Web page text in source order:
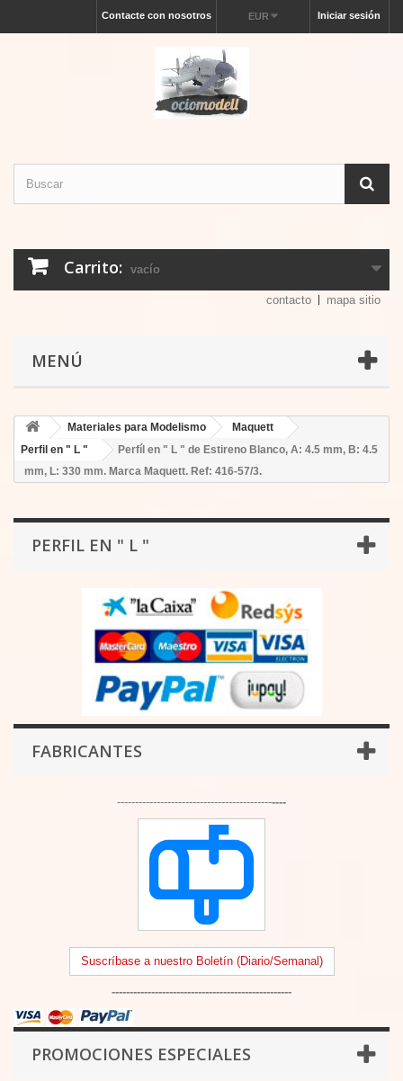
Iniciar sesión
EUR
Contacte con nosotros
Carrito: vacío
contacto mapa sitio
MENÚ
Materiales para Modelismo
Maquett
Perfil en " L "
Perfíl en " L " de Estireno Blanco, A: 4.5 mm, B: 4.5
mm, L: 330 mm. Marca Maquett. Ref: 416-57/3.
PERFIL EN " L "
FABRICANTES
-----------------------------------------------
Suscríbase a nuestro Boletín (Diario/Semanal)
--------------------------------------------------
PROMOCIONES ESPECIALES